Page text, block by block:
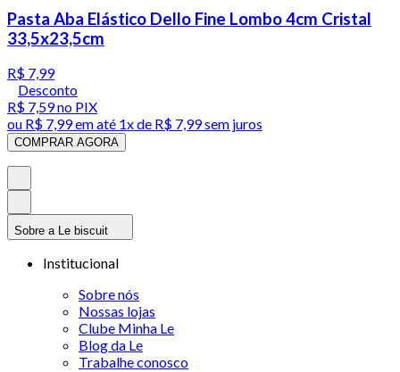
Pasta Aba Elástico Dello Fine Lombo 4cm Cristal
33,5x23,5cm
R$ 7,99
Desconto
R$ 7,59no PIX
ou R$ 7,99em até 1x de R$ 7,99sem juros
COMPRAR AGORA
Sobre a Le biscuit
Institucional
Sobre nós
Nossas lojas
Clube Minha Le
Blog da Le
Trabalhe conosco